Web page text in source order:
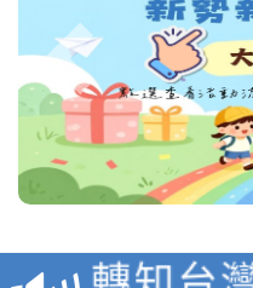
116學
生入學
轉知台